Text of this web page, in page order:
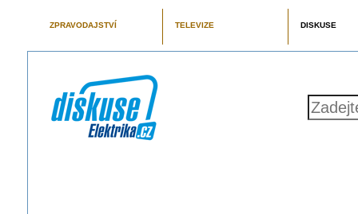
ZPRAVODAJSTVÍ TELEVIZE DISKUSE